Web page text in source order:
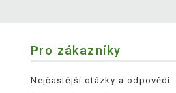
Pro zákazníky
Nejčastější otázky a odpovědi